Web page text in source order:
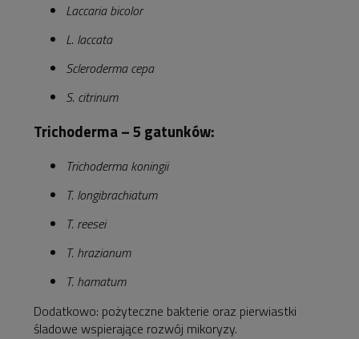
Laccaria bicolor
L. laccata
Scleroderma cepa
S. citrinum
Trichoderma – 5 gatunków:
Trichoderma koningii
T. longibrachiatum
T. reesei
T. hrazianum
T. hamatum
Dodatkowo: pożyteczne bakterie oraz pierwiastki
śladowe wspierające rozwój mikoryzy.